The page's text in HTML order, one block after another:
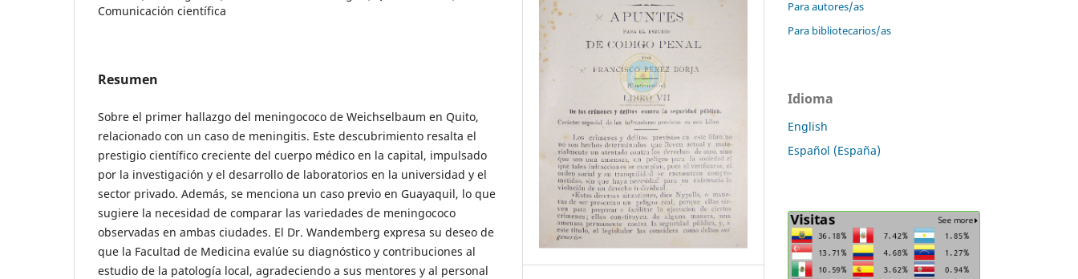
Comunicación científica
Resumen
Sobre el primer hallazgo del meningococo de Weichselbaum en Quito,
relacionado con un caso de meningitis. Este descubrimiento resalta el
prestigio científico creciente del cuerpo médico en la capital, impulsado
por la investigación y el desarrollo de laboratorios en la universidad y el
sector privado. Además, se menciona un caso previo en Guayaquil, lo que
sugiere la necesidad de comparar las variedades de meningococo
observadas en ambas ciudades. El Dr. Wandemberg expresa su deseo de
que la Facultad de Medicina evalúe su diagnóstico y contribuciones al
estudio de la patología local, agradeciendo a sus mentores y al personal
Para autores/as
Para bibliotecarios/as
Idioma
English
Español (España)